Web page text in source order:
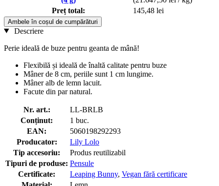
Preț total:
145,48 lei
Ambele în coșul de cumpărături
Descriere
Perie ideală de buze pentru geanta de mână!
Flexibilă și ideală de înaltă calitate pentru buze
Mâner de 8 cm, periile sunt 1 cm lungime.
Mâner alb de lemn lacuit.
Facute din par natural.
Nr. art.:
LL-BRLB
Conținut:
1 buc.
EAN:
5060198292293
Producator:
Lily Lolo
Tip accesoriu:
Produs reutilizabil
Tipuri de produse: Pensule
Certificate:
Leaping Bunny, Vegan fără certificare